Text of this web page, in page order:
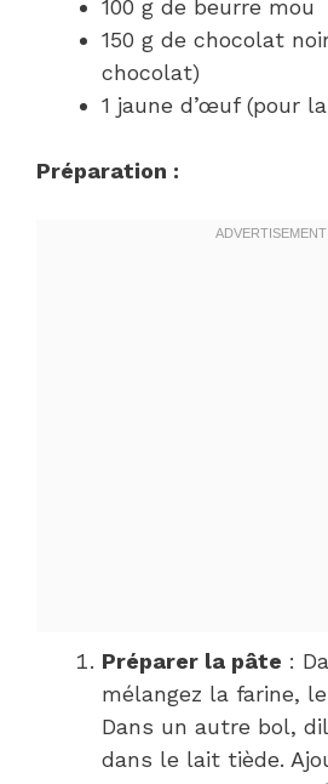
100 g de beurre mou
150 g de chocolat
chocolat)
1 jaune d’œuf (pour
Préparation :
Préparer la pâte :
mélangez la farine,
Dans un autre bol,
dans le lait tiède.